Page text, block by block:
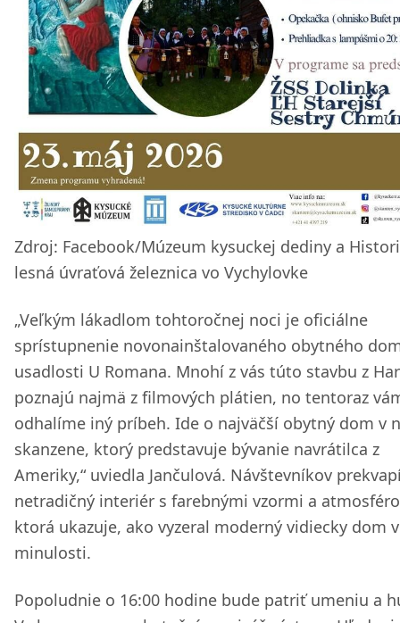
Zdroj: Facebook/Múzeum kysuckej dediny a
lesná úvraťová železnica vo Vychylovke
„Veľkým lákadlom tohtoročnej noci je oficiálne
sprístupnenie novonainštalovaného obytného
usadlosti U Romana. Mnohí z vás túto stavbu z
poznajú najmä z filmových plátien, no tentoraz
odhalíme iný príbeh. Ide o najväčší obytný dom v
skanzene, ktorý predstavuje bývanie navrátilca z
Ameriky,“ uviedla Jančulová. Návštevníkov
netradičný interiér s farebnými vzormi a
ktorá ukazuje, ako vyzeral moderný vidiecky dom v
minulosti.
Popoludnie o 16:00 hodine bude patriť umeniu a